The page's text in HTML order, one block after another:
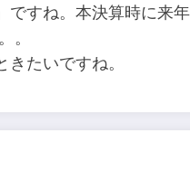
すね。本決算時に来
。
たいですね。